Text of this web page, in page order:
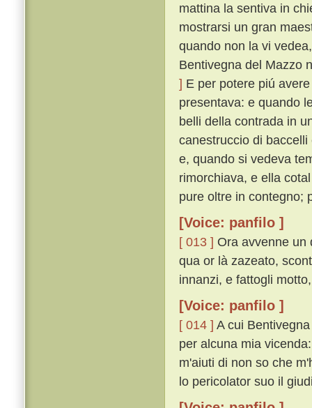
mattina la sentiva in
mostrarsi un gran
quando non la vi
Bentivegna del Mazzo
] E per potere piú
presentava: e quando
belli della contrada in
canestruccio di
e, quando si vedeva
rimorchiava, e ella
pure oltre in contegno;
[Voice: panfilo ]
[ 013 ] Ora avvenne un
qua or là zazeato,
innanzi, e fattogli
[Voice: panfilo ]
[ 014 ] A cui
per alcuna mia
m'aiuti di non so che
lo pericolator suo il